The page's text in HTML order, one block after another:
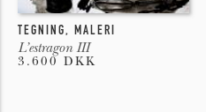
TEGNING, MALERI
L’estragon III
3.600 DKK